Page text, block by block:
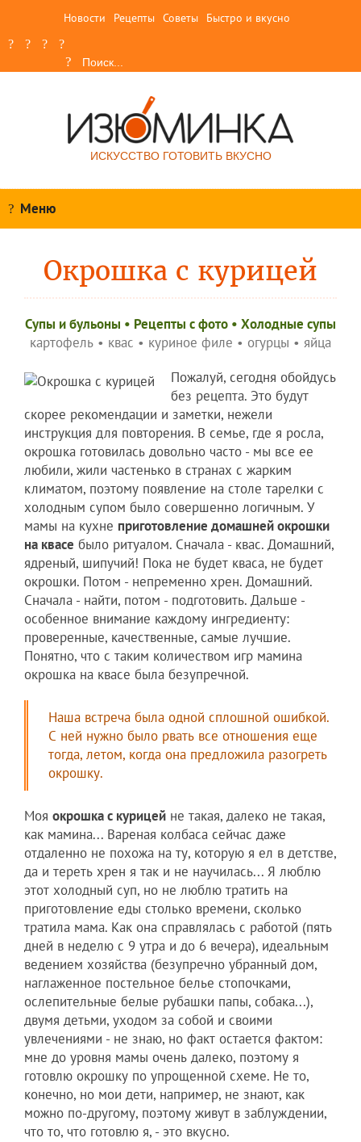
Новости Рецепты Советы Быстро и вкусно
ИСКУССТВО ГОТОВИТЬ ВКУСНО
Меню
Окрошка с курицей
Супы и бульоны • Рецепты c фото • Холодные супы
картофель • квас • куриное филе • огурцы • яйца
Пожалуй, сегодня обойдусь
без рецепта. Это будут
скорее рекомендации и заметки, нежели
инструкция для повторения. В семье, где я росла,
окрошка готовилась довольно часто - мы все ее
любили, жили частенько в странах с жарким
климатом, поэтому появление на столе тарелки с
холодным супом было совершенно логичным. У
мамы на кухне приготовление домашней окрошки
на квасе было ритуалом. Сначала - квас. Домашний,
ядреный, шипучий! Пока не будет кваса, не будет
окрошки. Потом - непременно хрен. Домашний.
Сначала - найти, потом - подготовить. Дальше -
особенное внимание каждому ингредиенту:
проверенные, качественные, самые лучшие.
Понятно, что с таким количеством игр мамина
окрошка на квасе была безупречной.
Наша встреча была одной сплошной ошибкой.
С ней нужно было рвать все отношения еще
тогда, летом, когда она предложила разогреть
окрошку.
Моя окрошка с курицей не такая, далеко не такая,
как мамина... Вареная колбаса сейчас даже
отдаленно не похожа на ту, которую я ел в детстве,
да и тереть хрен я так и не научилась... Я люблю
этот холодный суп, но не люблю тратить на
приготовление еды столько времени, сколько
тратила мама. Как она справлялась с работой (пять
дней в неделю с 9 утра и до 6 вечера), идеальным
ведением хозяйства (безупречно убранный дом,
наглаженное постельное белье стопочками,
ослепительные белые рубашки папы, собака...),
двумя детьми, уходом за собой и своими
увлечениями - не знаю, но факт остается фактом:
мне до уровня мамы очень далеко, поэтому я
готовлю окрошку по упрощенной схеме. Не то,
конечно, но мои дети, например, не знают, как
можно по-другому, поэтому живут в заблуждении,
что то, что готовлю я, - это вкусно.